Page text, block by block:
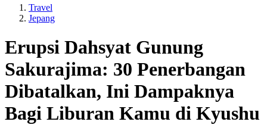
Travel
Jepang
Erupsi Dahsyat Gunung
Sakurajima: 30 Penerbangan
Dibatalkan, Ini Dampaknya
Bagi Liburan Kamu di Kyushu